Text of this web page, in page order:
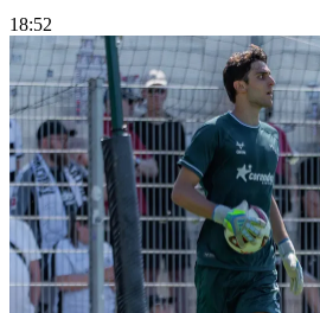
18:52